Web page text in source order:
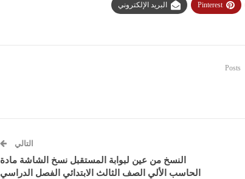
Pinterest البريد الإلكتروني
التالي
النسخ من عين لبوابة المستقبل نسخ الشاشة مادة
الحاسب الألي الصف الثالث الابتدائي الفصل الدراسي